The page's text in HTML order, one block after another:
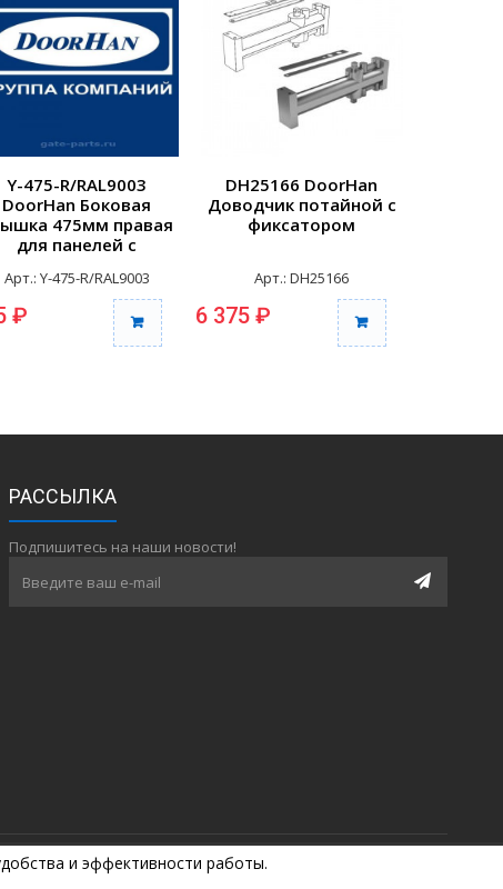
и эффективности работы.
Y-475-R/RAL9003
DoorHan Боковая
475мм правая
для панелей с
крепления RAL9003
Арт.: Y-475-R/RAL9003
₽
DH25166 DoorHan
Доводчик потайной с
фиксатором
Арт.: DH25166
6 375 ₽
РАССЫЛКА
Подпишитесь на наши новости!